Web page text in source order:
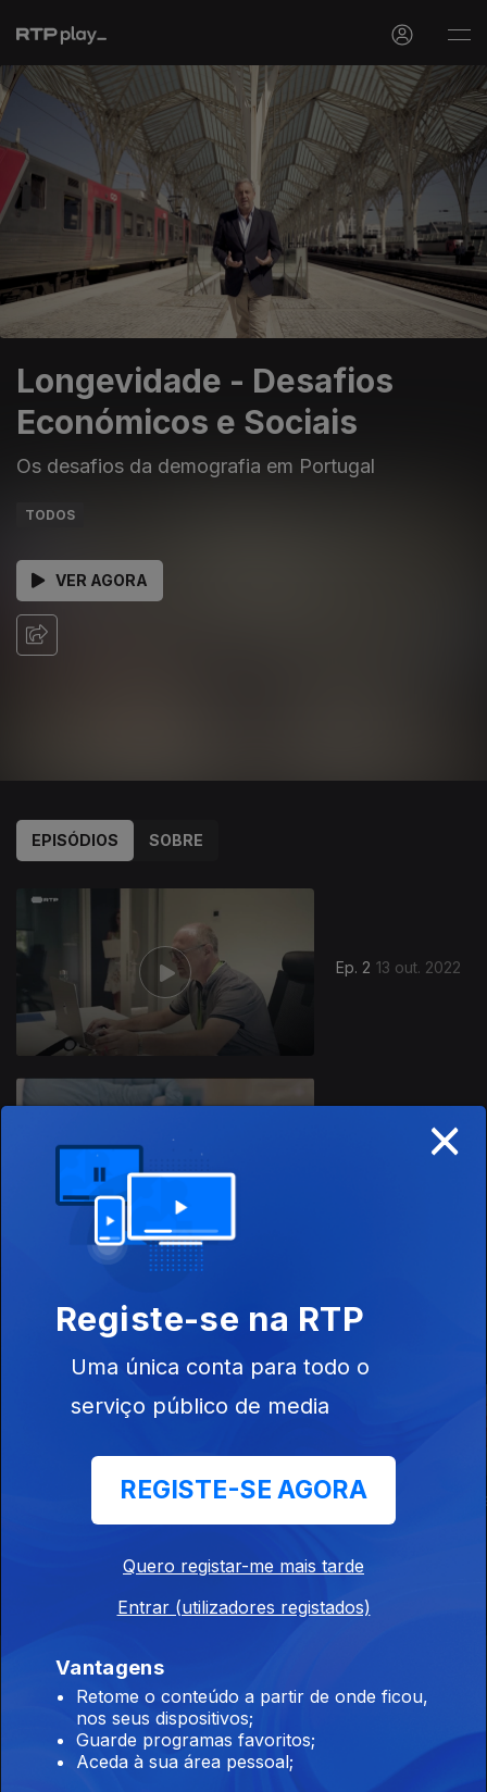
Longevidade - Desafios
Económicos e Sociais
Os desafios da demografia em Portugal
TODOS
VER AGORA
EPISÓDIOS SOBRE
Ep. 2 13 out. 2022
10 out. 2022
645892
Este conteúdo faz parte de
Documentários de Sociedade e
Atualidade
As Últimas Pegadas
do Neandertal
Os Dez
Mandamentos
Somos
Instale a aplicação
×
Registe-se na RTP
Uma única conta para todo o
serviço público de media
REGISTE-SE AGORA
Quero registar-me mais tarde
Entrar (utilizadores registados)
Vantagens
Retome o conteúdo a partir de onde ficou,
nos seus dispositivos;
Guarde programas favoritos;
Aceda à sua área pessoal;